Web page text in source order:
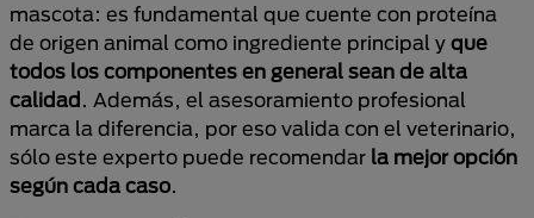
mascota: es fundamental que cuente con proteína
de origen animal como ingrediente principal y que
todos los componentes en general sean de alta
calidad. Además, el asesoramiento profesional
marca la diferencia, por eso valida con el veterinario,
sólo este experto puede recomendar la mejor opción
según cada caso.